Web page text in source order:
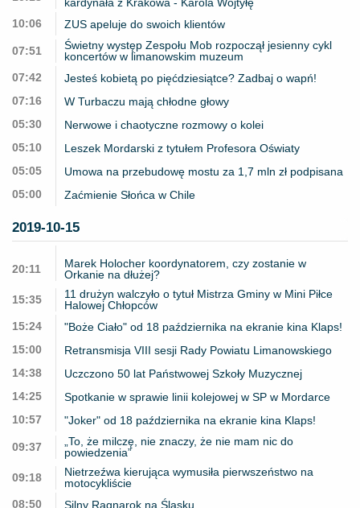
10:06
ZUS apeluje do swoich klientów
07:51
Świetny występ Zespołu Mob rozpoczął jesienny cykl
koncertów w limanowskim muzeum
07:42
Jesteś kobietą po pięćdziesiątce? Zadbaj o wapń!
07:16
W Turbaczu mają chłodne głowy
05:30
Nerwowe i chaotyczne rozmowy o kolei
05:10
Leszek Mordarski z tytułem Profesora Oświaty
05:05
Umowa na przebudowę mostu za 1,7 mln zł podpisana
05:00
Zaćmienie Słońca w Chile
2019-10-15
20:11
Marek Holocher koordynatorem, czy zostanie w
Orkanie na dłużej?
15:35
11 drużyn walczyło o tytuł Mistrza Gminy w Mini Piłce
Halowej Chłopców
15:24
"Boże Ciało" od 18 października na ekranie kina Klaps!
15:00
Retransmisja VIII sesji Rady Powiatu Limanowskiego
14:38
Uczczono 50 lat Państwowej Szkoły Muzycznej
14:25
Spotkanie w sprawie linii kolejowej w SP w Mordarce
10:57
"Joker" od 18 października na ekranie kina Klaps!
09:37
„To, że milczę, nie znaczy, że nie mam nic do
powiedzenia”
09:18
Nietrzeźwa kierująca wymusiła pierwszeństwo na
motocykliście
08:50
Silny Ragnarok na Śląsku